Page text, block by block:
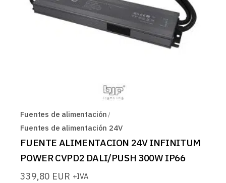
Fuentes de alimentación
Fuentes de alimentación 24V
FUENTE ALIMENTACION 24V INFINITUM
POWER CVPD2 DALI/PUSH 300W IP66
339,80 EUR +IVA